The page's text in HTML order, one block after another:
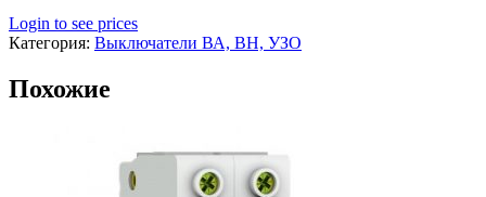
Login to see prices
Категория: Выключатели ВА, ВН, УЗО
Похожие